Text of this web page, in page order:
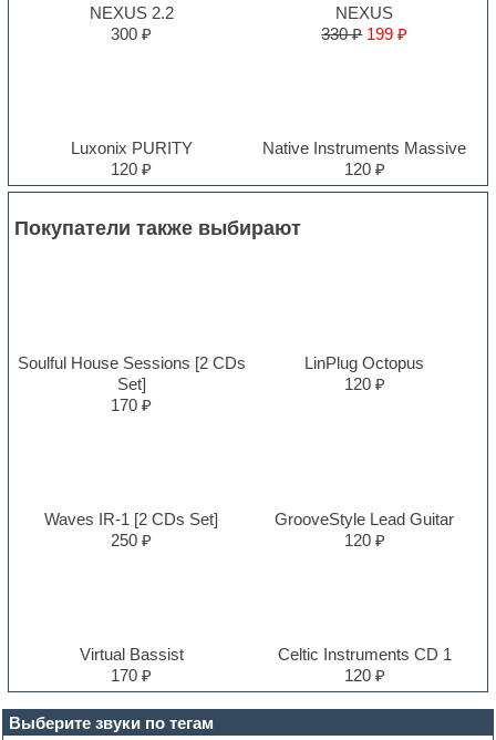
Выберите звуки по тегам
NEXUS 2.2
300 ₽
NEXUS
330 ₽ 199 ₽
Luxonix PURITY
120 ₽
Native Instruments Massive
120 ₽
Покупатели также выбирают
Soulful House Sessions [2 CDs
Set]
170 ₽
LinPlug Octopus
120 ₽
Waves IR-1 [2 CDs Set]
250 ₽
GrooveStyle Lead Guitar
120 ₽
Virtual Bassist
170 ₽
Celtic Instruments CD 1
120 ₽